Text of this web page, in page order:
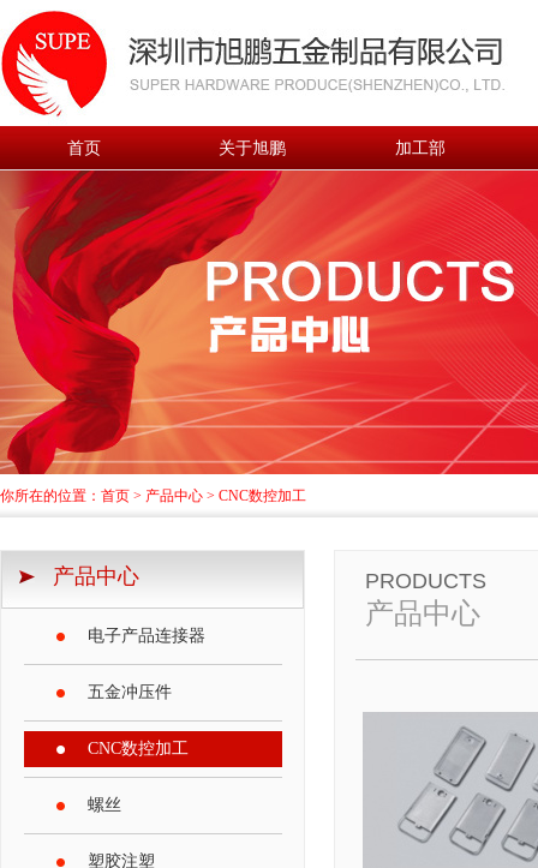
首页 关于旭鹏 加工部
你所在的位置： 首页 > 产品中心 > CNC数控加工
产品中心
电子产品连接器
五金冲压件
CNC数控加工
螺丝
塑胶注塑
PRODUCTS
产品中心